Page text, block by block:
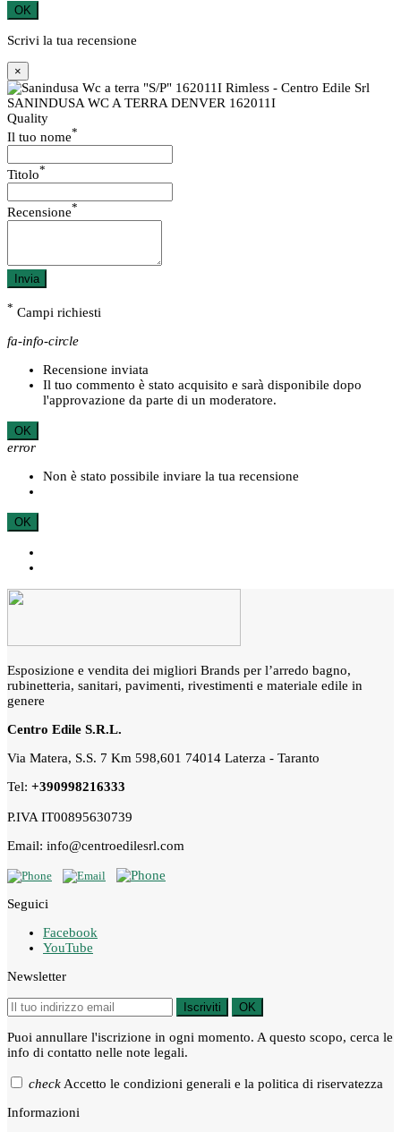
OK
Scrivi la tua recensione
×
SANINDUSA WC A TERRA DENVER 162011I
Quality
Il tuo nome*
Titolo*
Recensione*
Invia
* Campi richiesti
fa-info-circle
Recensione inviata
Il tuo commento è stato acquisito e sarà disponibile dopo
l'approvazione da parte di un moderatore.
OK
error
Non è stato possibile inviare la tua recensione
OK
Esposizione e vendita dei migliori Brands per l’arredo bagno,
rubinetteria, sanitari, pavimenti, rivestimenti e materiale edile in
genere
Centro Edile S.R.L.
Via Matera, S.S. 7 Km 598,601 74014 Laterza - Taranto
Tel: +390998216333
P.IVA IT00895630739
Email: info@centroedilesrl.com
Seguici
Facebook
YouTube
Newsletter
Iscriviti OK
Puoi annullare l'iscrizione in ogni momento. A questo scopo, cerca le
info di contatto nelle note legali.
check Accetto le condizioni generali e la politica di riservatezza
Informazioni